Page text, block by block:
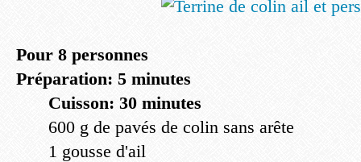
Pour 8 personnes
Préparation: 5 minutes
Cuisson: 30 minutes
600 g de pavés de colin sans arête
1 gousse d'ail